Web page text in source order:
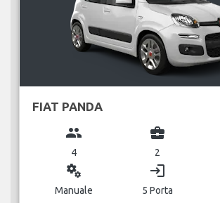
FIAT PANDA
group
4
business_center
2
miscellaneous_services
Manuale
login
5 Porta